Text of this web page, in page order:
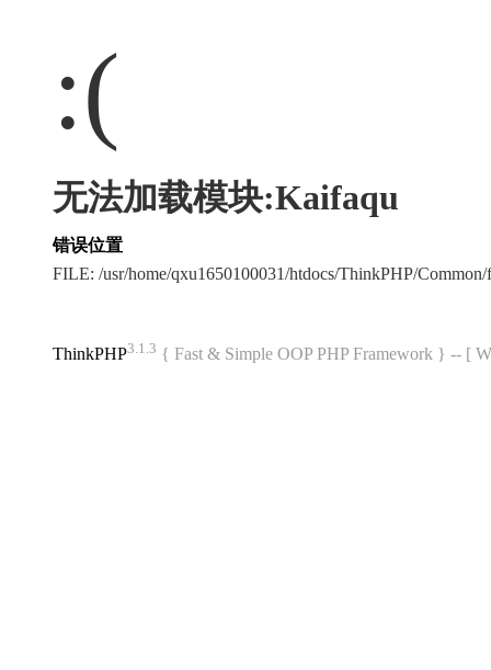
:(
无法加载模块:Kaifaqu
错误位置
FILE: /usr/home/qxu1650100031/htdocs/ThinkPHP/
ThinkPHP3.1.3 { Fast & Simple OOP PHP Framework } -- [